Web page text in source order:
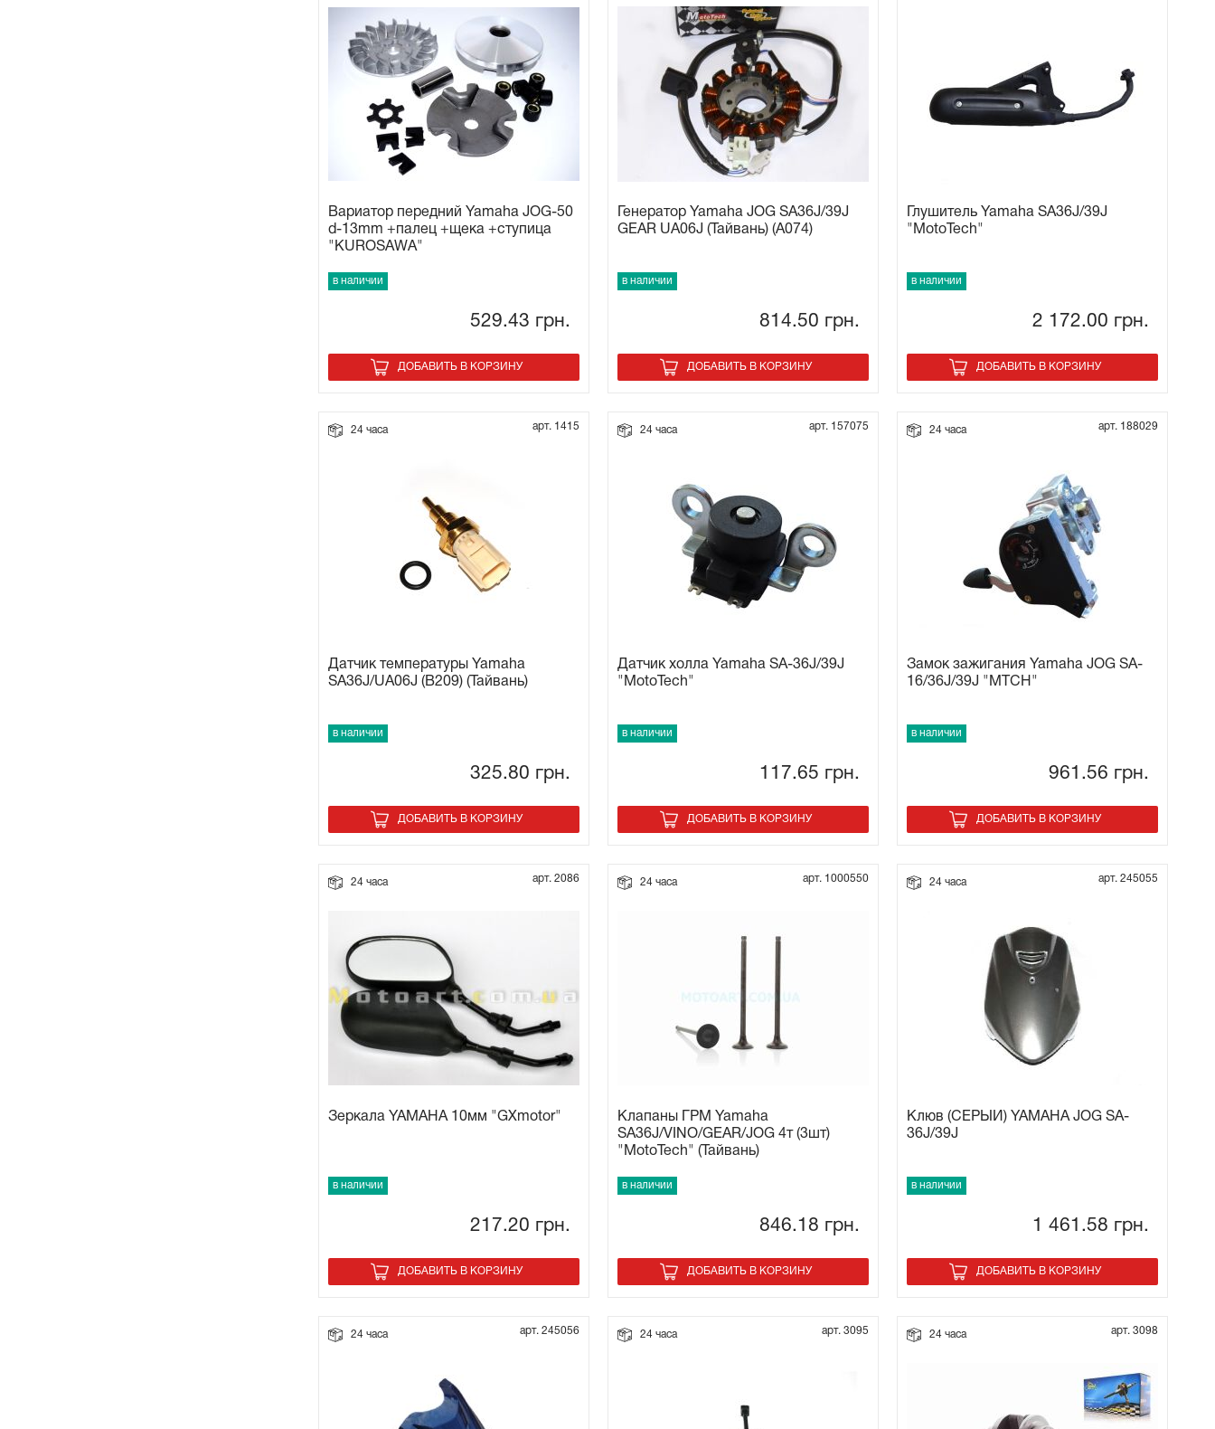
Вариатор передний Yamaha JOG-50
d-13mm +палец +щека +ступица
"KUROSAWA"
в наличии
529.43 грн.
ДОБАВИТЬ В КОРЗИНУ
Генератор Yamaha JOG SA36J/39J
GEAR UA06J (Тайвань) (A074)
в наличии
814.50 грн.
ДОБАВИТЬ В КОРЗИНУ
Глушитель Yamaha SA36J/39J
"MotoTech"
в наличии
2 172.00 грн.
ДОБАВИТЬ В КОРЗИНУ
24 часа арт. 1415
Датчик температуры Yamaha
SA36J/UA06J (B209) (Тайвань)
в наличии
325.80 грн.
ДОБАВИТЬ В КОРЗИНУ
24 часа арт. 157075
Датчик холла Yamaha SA-36J/39J
"MotoTech"
в наличии
117.65 грн.
ДОБАВИТЬ В КОРЗИНУ
24 часа арт. 188029
Замок зажигания Yamaha JOG SA-
16/36J/39J "MTCH"
в наличии
961.56 грн.
ДОБАВИТЬ В КОРЗИНУ
24 часа арт. 2086
Зеркала YAMAHA 10мм "GXmotor"
в наличии
217.20 грн.
ДОБАВИТЬ В КОРЗИНУ
24 часа арт. 1000550
Клапаны ГРМ Yamaha
SA36J/VINO/GEAR/JOG 4т (3шт)
"MotoTech" (Тайвань)
в наличии
846.18 грн.
ДОБАВИТЬ В КОРЗИНУ
24 часа арт. 245055
Клюв (СЕРЫЙ) YAMAHA JOG SA-
36J/39J
в наличии
1 461.58 грн.
ДОБАВИТЬ В КОРЗИНУ
24 часа арт. 245056 24 часа арт. 3095 24 часа арт. 3098